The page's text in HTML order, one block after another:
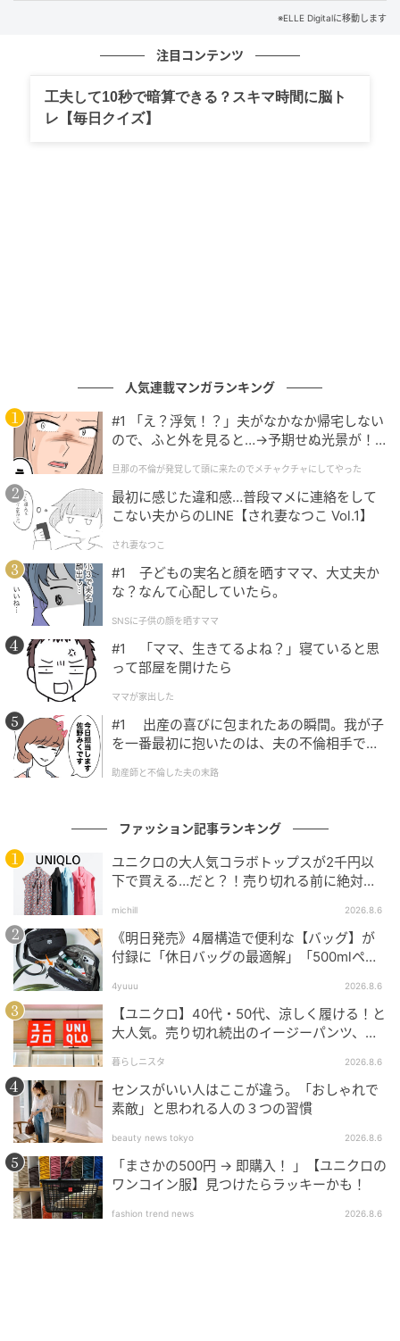
デニムは「ワイド」か「ボーイフレンド」
YUSUKE KINAKA
かつてパリジェンヌの愛用デニムといえばストレート
が定説だったが、今年はトレンドのワイドやボーイフ
レンドなどのゆったりシルエットが主流。ただし、ラ
フになりすぎるのは「NON」。白Tやボーダートップ
ス、レザーブルゾンなどの定番アイテムと合わせ、上
品かつ大人っぽくはきこなすのが彼女たちの鉄則。
※ELLE Digitalに移動します
注目コンテンツ
工夫して10秒で暗算できる？スキマ時間に脳ト
レ【毎日クイズ】
人気連載マンガランキング
#1 「え？浮気！？」夫がなかなか帰宅しない
ので、ふと外を見ると…→予期せぬ光景が！
クチャにしてやった
旦那の不倫が発覚して頭に来たのでメチャクチャにしてやった
最初に感じた違和感…普段マメに連絡をして
こない夫からのLINE【され妻なつこ Vol.1】
され妻なつこ
#1 子どもの実名と顔を晒すママ、大丈夫か
な？なんて心配していたら。
SNSに子供の顔を晒すママ
#1 「ママ、生きてるよね？」寝ていると思
って部屋を開けたら
ママが家出した
#1 出産の喜びに包まれたあの瞬間。我が子
を一番最初に抱いたのは、夫の不倫相手でし
助産師と不倫した夫の末路
ファッション記事ランキング
ユニクロの大人気コラボトップスが2千円以
下で買える…だと？！売り切れる前に絶対買
michill 2026.8.6
《明日発売》4層構造で便利な【バッグ】が
付録に「休日バッグの最適解」「500mlペッ
4yuuu 2026.8.6
【ユニクロ】40代・50代、涼しく履ける！と
大人気。売り切れ続出のイージーパンツ、買
暮らしニスタ 2026.8.6
センスがいい人はここが違う。「おしゃれで
素敵」と思われる人の３つの習慣
beauty news tokyo 2026.8.6
「まさかの500円 → 即購入！ 」【ユニクロの
ワンコイン服】見つけたらラッキーかも！
fashion trend news 2026.8.6